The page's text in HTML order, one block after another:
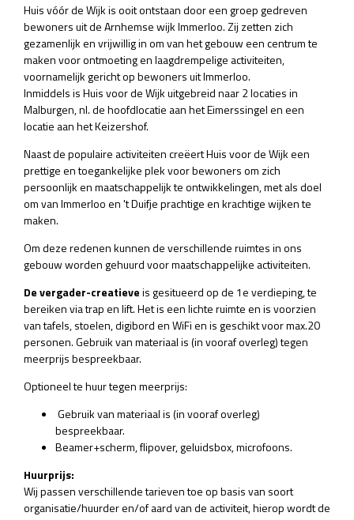
Huis vóór de Wijk is ooit ontstaan door een groep gedreven
bewoners uit de Arnhemse wijk Immerloo. Zij zetten zich
gezamenlijk en vrijwillig in om van het gebouw een centrum te
maken voor ontmoeting en laagdrempelige activiteiten,
voornamelijk gericht op bewoners uit Immerloo.
Inmiddels is Huis voor de Wijk uitgebreid naar 2 locaties in
Malburgen, nl. de hoofdlocatie aan het Eimerssingel en een
locatie aan het Keizershof.
Naast de populaire activiteiten creëert Huis voor de Wijk een
prettige en toegankelijke plek voor bewoners om zich
persoonlijk en maatschappelijk te ontwikkelingen, met als doel
om van Immerloo en 't Duifje prachtige en krachtige wijken te
maken.
Om deze redenen kunnen de verschillende ruimtes in ons
gebouw worden gehuurd voor maatschappelijke activiteiten.
De vergader-creatieveis gesitueerd op de 1e verdieping, te
bereiken via trap en lift. Het is een lichte ruimte en is voorzien
van tafels, stoelen, digibord en WiFi en is geschikt voor max.20
personen. Gebruik van materiaal is (in vooraf overleg) tegen
meerprijs bespreekbaar.
Optioneel te huur tegen meerprijs:
​​​​​​ Gebruik van materiaal is (in vooraf overleg)
bespreekbaar.
Beamer+scherm, flipover, geluidsbox, microfoons.
Huurprijs:
Wij passen verschillende tarieven toe op basis van soort
organisatie/huurder en/of aard van de activiteit, hierop wordt de